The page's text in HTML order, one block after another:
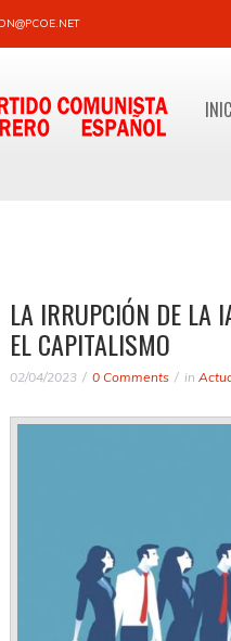
LA IRRUPCIÓN DE LA
EL CAPITALISMO
02/04/2023 0 Comments in